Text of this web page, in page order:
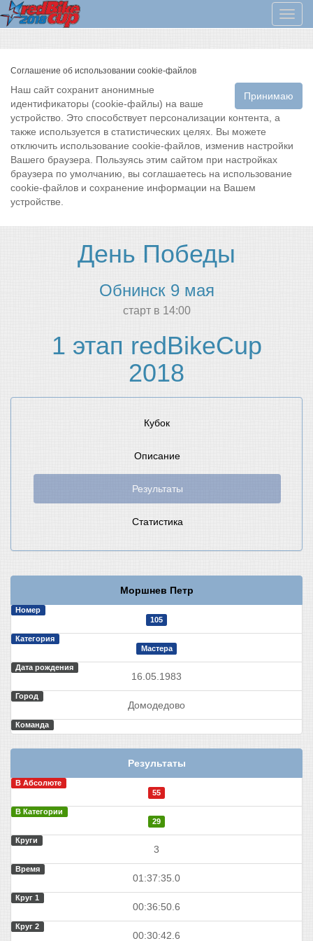
Меню
Соглашение об использовании cookie-файлов
Принимаю
Наш сайт сохранит анонимные
идентификаторы (cookie-файлы) на ваше
устройство. Это способствует персонализации контента, а
также используется в статистических целях. Вы можете
отключить использование cookie-файлов, изменив настройки
Вашего браузера. Пользуясь этим сайтом при настройках
браузера по умолчанию, вы соглашаетесь на использование
cookie-файлов и сохранение информации на Вашем
устройстве.
День Победы
Обнинск 9 мая
cтарт в 14:00
1 этап redBikeCup
2018
Кубок
Описание
Результаты
Статистика
Моршнев Петр
Номер
105
Категория
Мастера
Дата рождения
16.05.1983
Город
Домодедово
Команда
Результаты
В Абсолюте
55
В Категории
29
Круги
3
Время
01:37:35.0
Круг 1
00:36:50.6
Круг 2
00:30:42.6